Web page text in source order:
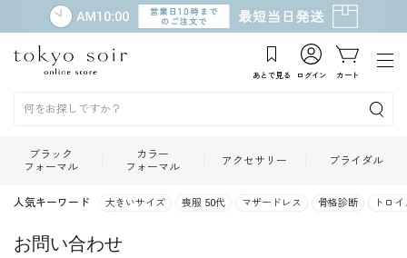
あとで見る ログイン カート
ブラック
フォーマル
カラー
フォーマル
アクセサリー ブライダル
人気キーワード 大きいサイズ 喪服 50代 マザードレス 骨格診断 トロ
お問い合わせ